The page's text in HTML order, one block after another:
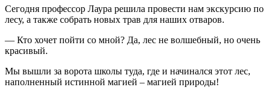
Сегодня профессор Лаура решила провести нам экскурсию по
лесу, а также собрать новых трав для наших отваров.
— Кто хочет пойти со мной? Да, лес не волшебный, но очень
красивый.
Мы вышли за ворота школы туда, где и начинался этот лес,
наполненный истинной магией – магией природы!